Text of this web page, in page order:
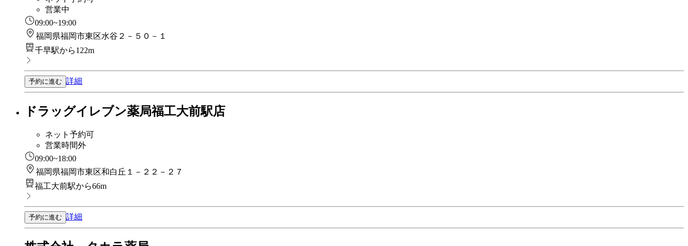
営業中
09:00~19:00
福岡県福岡市東区水谷２－５０－１
千早駅から122m
予約に進む 詳細
ドラッグイレブン薬局福工大前駅店
ネット予約可
営業時間外
09:00~18:00
福岡県福岡市東区和白丘１－２２－２７
福工大前駅から66m
予約に進む 詳細